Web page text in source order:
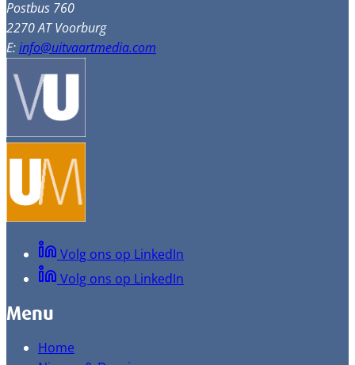
Postbus 760
2270 AT Voorburg
E:info@uitvaartmedia.com
Volg ons op LinkedIn
Volg ons op LinkedIn
Menu
Home